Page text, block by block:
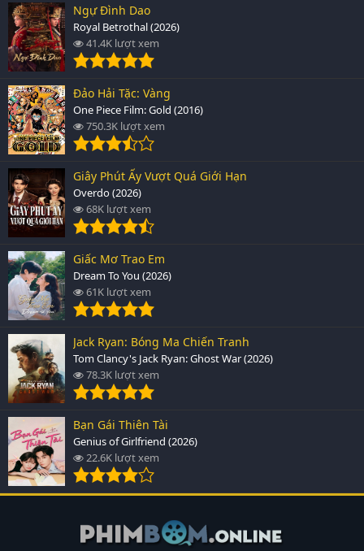
Ngự Đình Dao
Royal Betrothal (2026)
41.4K lượt xem
Đảo Hải Tặc: Vàng
One Piece Film: Gold (2016)
750.3K lượt xem
Giây Phút Ấy Vượt Quá Giới Hạn
Overdo (2026)
68K lượt xem
Giấc Mơ Trao Em
Dream To You (2026)
61K lượt xem
Jack Ryan: Bóng Ma Chiến Tranh
Tom Clancy's Jack Ryan: Ghost War (2026)
78.3K lượt xem
Bạn Gái Thiên Tài
Genius of Girlfriend (2026)
22.6K lượt xem